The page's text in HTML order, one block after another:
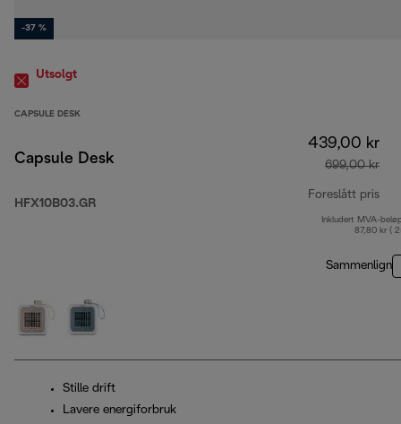
-37 %
Utsolgt
CAPSULE DESK
Capsule Desk
HFX10B03.GR
439,00 kr
699,00 kr
Foreslått pris
Inkludert MVA-
87,80 kr (
Sammenlign
Stille drift
Lavere energiforbruk